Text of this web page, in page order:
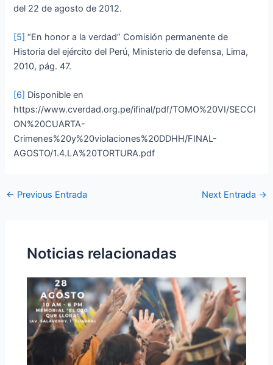
del 22 de agosto de 2012.
[5] “En honor a la verdad” Comisión permanente de
Historia del ejército del Perú, Ministerio de defensa, Lima,
2010, pág. 47.
[6] Disponible en
https://www.cverdad.org.pe/ifinal/pdf/TOMO%20VI/SECCI
ON%20CUARTA-
Crimenes%20y%20violaciones%20DDHH/FINAL-
AGOSTO/1.4.LA%20TORTURA.pdf
← Previous Entrada Next Entrada →
Noticias relacionadas